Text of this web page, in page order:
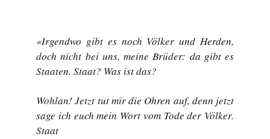
«Irgendwo gibt es noch Völker und Herden,
doch nicht bei uns, meine Brüder: da gibt es
Staaten. Staat? Was ist das?
Wohlan! Jetzt tut mir die Ohren auf, denn jetzt
sage ich euch mein Wort vom Tode der Völker.
Staat